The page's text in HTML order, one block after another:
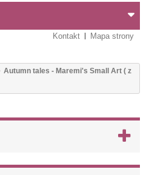
Kontakt Mapa strony
Autumn tales - Maremi's Small Art ( z